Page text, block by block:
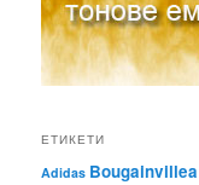
ЕТИКЕТИ
Adidas Bougainvillea